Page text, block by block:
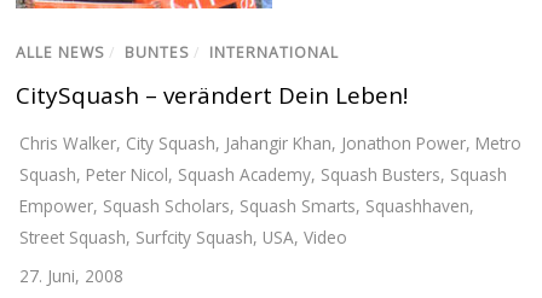
ALLE NEWS / BUNTES / INTERNATIONAL
CitySquash – verändert Dein Leben!
Chris Walker, City Squash, Jahangir Khan, Jonathon Power, Metro
Squash, Peter Nicol, Squash Academy, Squash Busters, Squash
Empower, Squash Scholars, Squash Smarts, Squashhaven,
Street Squash, Surfcity Squash, USA,Video
27. Juni, 2008